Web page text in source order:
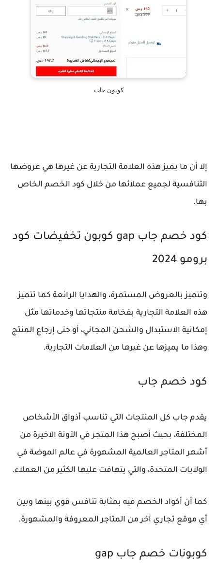
كوبون جاب
إلا أن ما يميز هذه العلامة التجارية عن غيرها هي عروضها
التنافسية لجميع عملائها من خلال كود الخصم الخاص
بها.
كود خصم جاب gap كوبون تخفيضات كود
برومو 2024
وتتميز بالعروض المستمرة، والهدايا الرائعة كما تتميز
هذه العلامة التجارية بفخامة منتجاتها وخدماتها مثل
إمكانية الاستبدال والشحن المجاني، أو حتى إرجاع المنتج
وهذا ما يميزها عن غيرها من العلامات التجارية.
كود خصم جاب
يقدم جاب كل المنتجات التي تناسب أذواق الأشخاص
المختلفة، بحيث أصبح هذا المتجر في الآونة الاخيرة من
أشهر المتاجر العالمية المشهورة في عالم الموضة في
الولايات المتحدة، والتي يتهافت عليها الكثير من العملاء.
كما أن أكواد الخصم فيه بمثابة تنافس قوي بينها وبين
أي موقع تجاري آخر من المتاجر المعروفة والمشهورة.
كوبونات خصم جاب gap